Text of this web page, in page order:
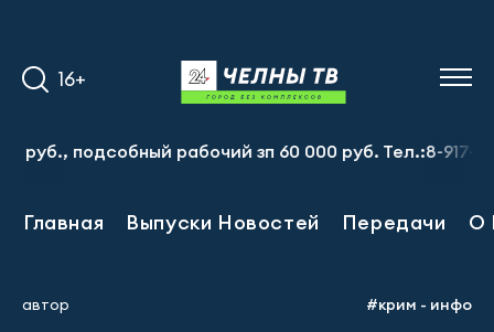
16+
подсобный рабочий зп 60 000 руб. Тел.:8-917-913-20-
Главная Выпуски Новостей Передачи О
автор #крим - инфо